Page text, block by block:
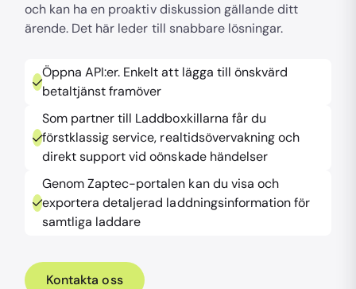
och kan ha en proaktiv diskussion gällande ditt
ärende. Det här leder till snabbare lösningar.
Genom Zaptec-portalen kan du visa och
exportera detaljerad laddningsinformation för
samtliga laddare
Öppna API:er. Enkelt att lägga till önskvärd
betaltjänst framöver
Som partner till Laddboxkillarna får du
förstklassig service, realtidsövervakning och
direkt support vid oönskade händelser
Kontakta oss